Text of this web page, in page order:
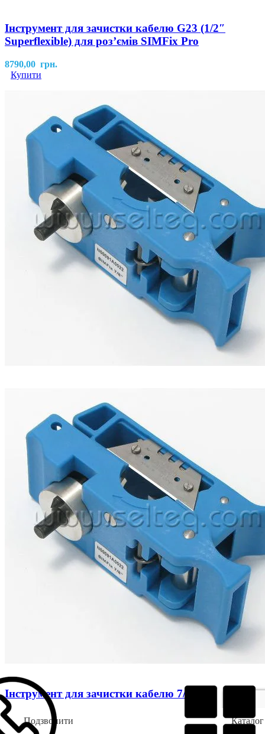
Інструмент для зачистки кабелю G23 (1/2″
Superflexible) для роз’ємів SIMFix Pro
8790,00 грн.
Купити
Інструмент для зачистки кабелю 7/8″
6390,00грн.
Подзвонити Каталог